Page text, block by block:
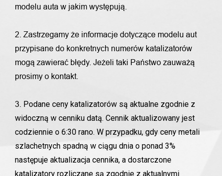
modelu auta w jakim występują.
2. Zastrzegamy że informacje dotyczące modelu aut
przypisane do konkretnych numerów katalizatorów
mogą zawierać błędy. Jeżeli taki Państwo zauważą
prosimy o kontakt.
3. Podane ceny katalizatorów są aktualne zgodnie z
widoczną w cenniku datą. Cennik aktualizowany jest
codziennie o 6:30 rano. W przypadku, gdy ceny metali
szlachetnych spadną w ciągu dnia o ponad 3%
następuje aktualizacja cennika, a dostarczone
katalizatory rozliczane są zgodnie z aktualnymi